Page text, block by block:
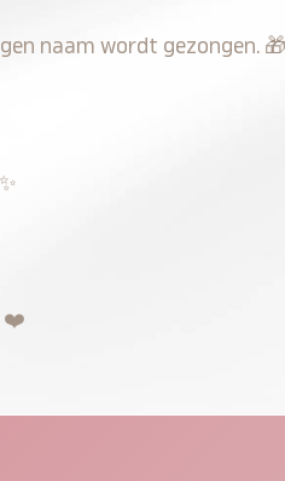
naam wordt gezongen.
✨
❤️